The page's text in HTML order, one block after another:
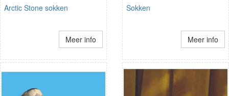
Arctic Stone sokken
Meer info
Sokken
Meer info